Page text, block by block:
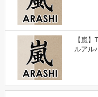
【嵐
ルアル